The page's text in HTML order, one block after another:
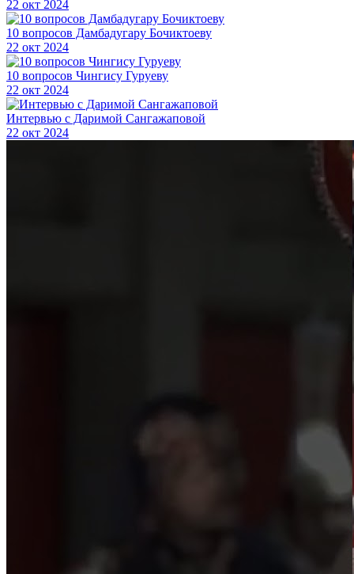
22 окт 2024
10 вопросов Дамбадугару Бочиктоеву
22 окт 2024
10 вопросов Чингису Гуруеву
22 окт 2024
Интервью с Даримой Сангажаповой
22 окт 2024